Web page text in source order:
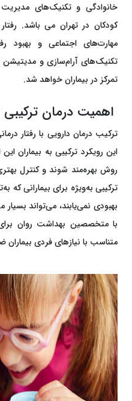
خانوادگی و تکنیک‌های
کودکان در تهران می باشد.
مهارت‌های اجتماعی و بهبود
تکنیک‌های آرام‌سازی و
تمرکز در بیماران خواهد شد.
اهمیت درمان ترکیبی
ترکیب درمان دارویی با رفتار
این رویکرد ترکیبی به بیماران
روش بهره‌مند شوند و کنترل
ترکیبی به‌ویژه برای بیمارانی که
بهبودی نمی‌یابند، می‌تواند
با متخصصین بهداشت روان
متناسب با نیازهای فردی